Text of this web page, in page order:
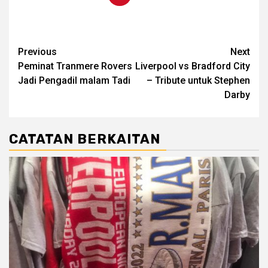
Continue
Reading
Previous
Peminat Tranmere Rovers
Jadi Pengadil malam Tadi
Next
Liverpool vs Bradford City
– Tribute untuk Stephen
Darby
CATATAN BERKAITAN